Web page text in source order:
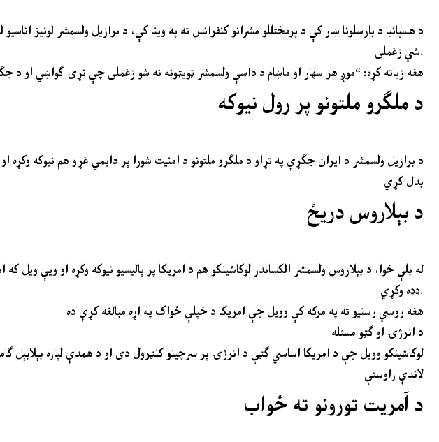
د هسپانیا د بارسلونا ښار کې د پرمختللو مشرانو کنفرانس ته په وینا کې، د برازیل ولسمشر لوئیز
شي زغملی.
هغه زیاته کړه: “موږ هر سهار او ماښام د داسې ولسمشر ټویټونه نه شو زغملی چې نړۍ ګواښي او د
د ملګرو ملتونو پر رول نیوکه
د برازیل ولسمشر د ایران جګړې په تړاو د ملګرو ملتونو د امنیت شورا پر دایمي غړو هم نیوکه
بدل کړي
د بېلاروس دریځ
له بلې خوا، د بېلاروس ولسمشر الکساندر لوکاشینکو هم د امریکا پر پالیسیو نیوکه وکړه او ویې ویل
ډډه وکړي.
هغه روسي رسنیو ته په مرکه کې وویل چې امریکا د خپلې ځواک په اړه مبالغه کړې ده
د انرژۍ او ګټو مسئله
لوکاشینکو وویل چې د امریکا اساسي ګټې د انرژۍ پر سرچینو کنټرول دی او د همدې لپاره بېلابېل
لاندې راوستې
د آمریت تورونو ته ځواب